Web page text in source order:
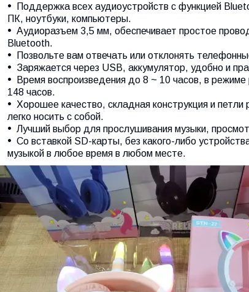
Поддержка всех аудиоустройств с функцией
ПК, ноутбуки, компьютеры.
Аудиоразъем 3,5 мм, обеспечивает простое
Bluetooth.
Позвольте вам отвечать или отклонять
Заряжается через USB, аккумулятор, удобно и
Время воспроизведения до 8 ~ 10 часов, в
148 часов.
Хорошее качество, складная конструкция и
легко носить с собой.
Лучший выбор для прослушивания музыки,
Со вставкой SD-карты, без какого-либо
музыкой в любое время в любом месте.